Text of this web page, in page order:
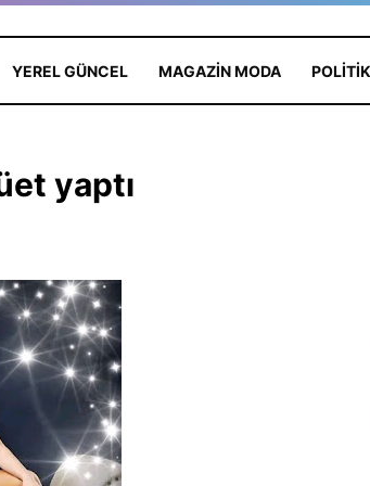
YEREL GÜNCEL MAGAZIN MODA
yaptı
HİLAL GÜR KOLAY